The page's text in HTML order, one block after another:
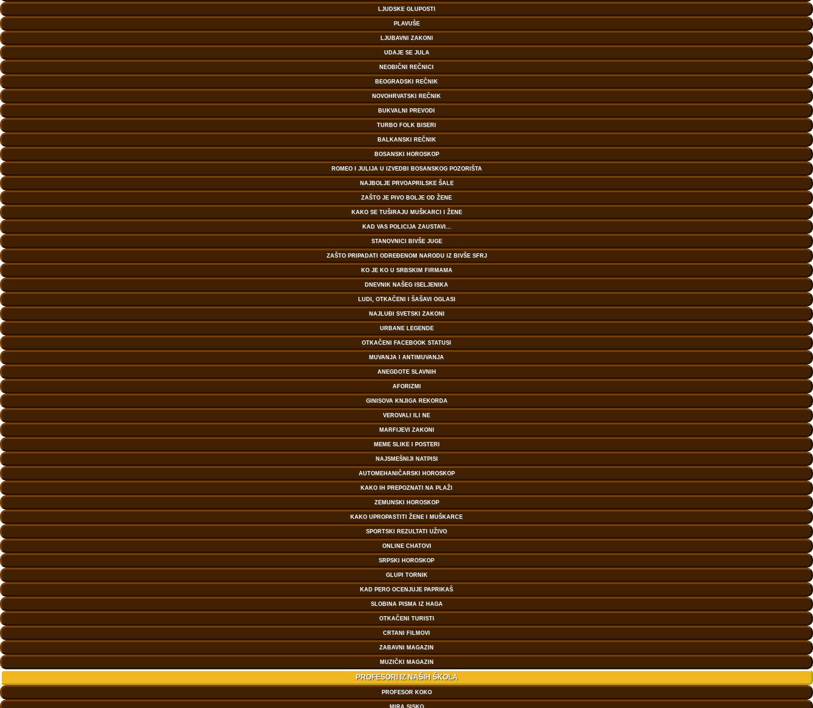
LJUDSKE GLUPOSTI
PLAVUŠE
LJUBAVNI ZAKONI
UDAJE SE JULA
NEOBIČNI REČNICI
BEOGRADSKI REČNIK
NOVOHRVATSKI REČNIK
BUKVALNI PREVODI
TURBO FOLK BISERI
BALKANSKI REČNIK
BOSANSKI HOROSKOP
ROMEO I JULIJA U IZVEDBI BOSANSKOG POZORIŠTA
NAJBOLJE PRVOAPRILSKE ŠALE
ZAŠTO JE PIVO BOLJE OD ŽENE
KAKO SE TUŠIRAJU MUŠKARCI I ŽENE
KAD VAS POLICIJA ZAUSTAVI...
STANOVNICI BIVŠE JUGE
ZAŠTO PRIPADATI ODREĐENOM NARODU IZ BIVŠE SFRJ
KO JE KO U SRBSKIM FIRMAMA
DNEVNIK NAŠEG ISELJENIKA
LUDI, OTKAČENI I ŠAŠAVI OGLASI
NAJLUĐI SVETSKI ZAKONI
URBANE LEGENDE
OTKAČENI FACEBOOK STATUSI
MUVANJA I ANTIMUVANJA
ANEGDOTE SLAVNIH
AFORIZMI
GINISOVA KNJIGA REKORDA
VEROVALI ILI NE
MARFIJEVI ZAKONI
MEME SLIKE I POSTERI
NAJSMEŠNIJI NATPISI
AUTOMEHANIČARSKI HOROSKOP
KAKO IH PREPOZNATI NA PLAŽI
ZEMUNSKI HOROSKOP
KAKO UPROPASTITI ŽENE I MUŠKARCE
SPORTSKI REZULTATI UŽIVO
ONLINE CHATOVI
SRPSKI HOROSKOP
GLUPI TORNIK
KAD PERO OCENJUJE PAPRIKAŠ
SLOBINA PISMA IZ HAGA
OTKAČENI TURISTI
CRTANI FILMOVI
ZABAVNI MAGAZIN
MUZIČKI MAGAZIN
PROFESORI IZ NAŠIH ŠKOLA
PROFESOR KOKO
MIRA SISKO